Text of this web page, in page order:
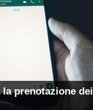
prenotazione dei